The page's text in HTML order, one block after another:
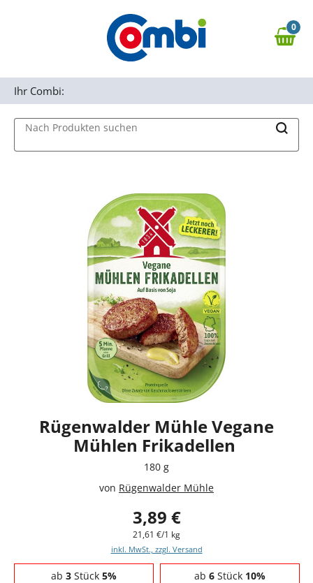
Zur Navigation springen
0,00 €
0
Nach Produkten suchen
Ihr Combi:
Rügenwalder Mühle Vegane
Mühlen Frikadellen
180 g
von Rügenwalder Mühle
3,89 €
21,61 €/1 kg
inkl. MwSt., zzgl. Versand
Staffelpreise - Mengenrabatt
ab 3Stück 5% ab 6Stück 10%